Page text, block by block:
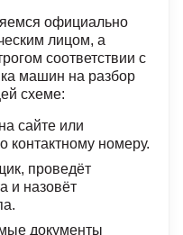
официально
лицом, а
соответствии с
машин на разбор
схеме:
сайте или
контактному номеру.
проведёт
и назовёт
документы